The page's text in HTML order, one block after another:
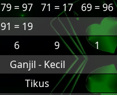
79 = 97 71 = 17
69 = 96
91 = 19
6 9
1
Ganjil - Kecil
Tikus